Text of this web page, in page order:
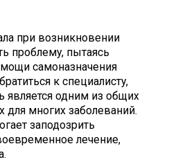
при возникновении
проблему, пытаясь
самоназначения
к специалисту,
является одним из общих
для многих заболеваний.
заподозрить
лечение,